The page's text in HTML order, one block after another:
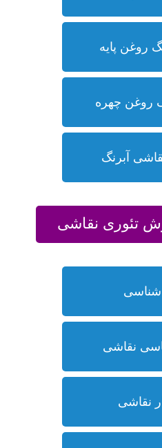
روغن پایه
روغن چهره
آبرنگ
تئوری نقاشی
نقاشی
نقاشی